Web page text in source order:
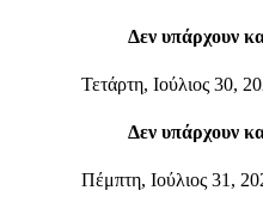
Δεν υπάρχουν
Τετάρτη, Ιούλιος 30,
Δεν υπάρχουν
Πέμπτη, Ιούλιος 31,